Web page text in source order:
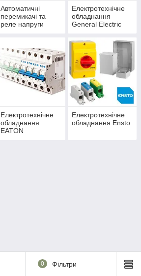
Автоматичні
перемикачі та
реле напруги
Електротехнічне
обладнання
General Electric
Електротехнічне
обладнання
EATON
Електротехнічне
обладнання Ensto
0 Фільтри